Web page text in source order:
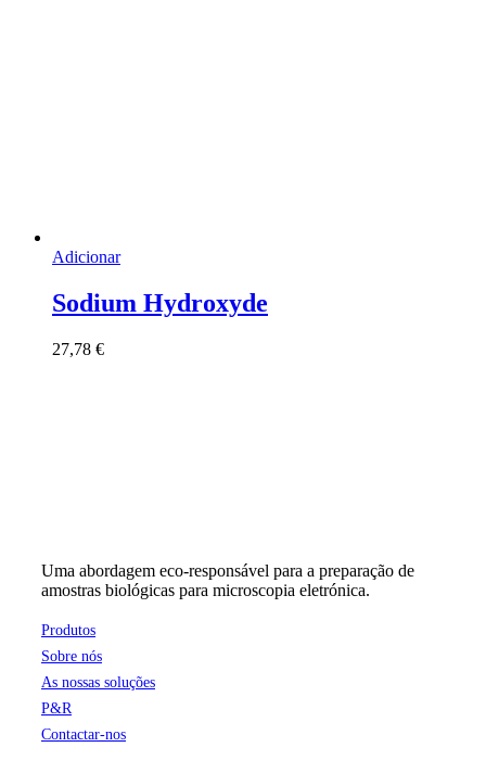
Adicionar
Sodium Hydroxyde
27,78 €
Uma abordagem eco-responsável para a preparação de
amostras biológicas para microscopia eletrónica.
Produtos
Sobre nós
As nossas soluções
P&R
Contactar-nos